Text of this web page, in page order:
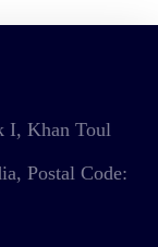
I, Khan Toul
Postal Code: